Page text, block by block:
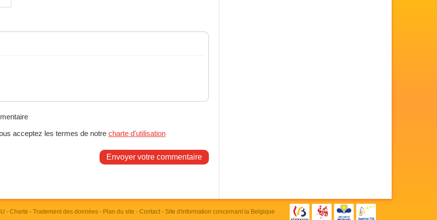
acceptez les termes de notre charte d'utilisation
Envoyer votre commentaire
- Charte - Traitement des données - Plan du site - Contact- Site d'information concernant la Belgique